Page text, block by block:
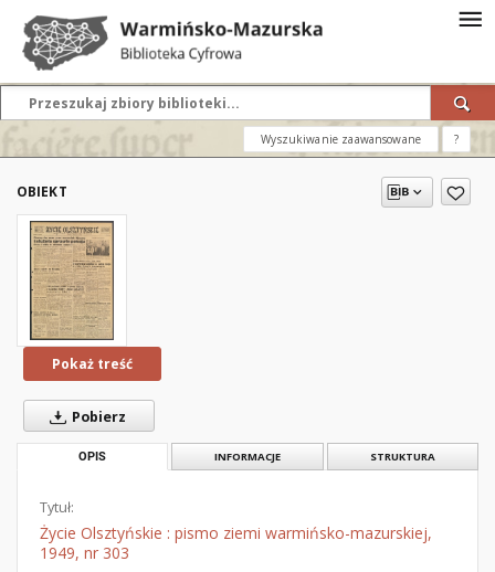
Wyszukiwanie zaawansowane ?
OBIEKT
Pokaż treść
Pobierz
OPIS INFORMACJE STRUKTURA
Tytuł:
Życie Olsztyńskie : pismo ziemi warmińsko-mazurskiej,
1949, nr 303